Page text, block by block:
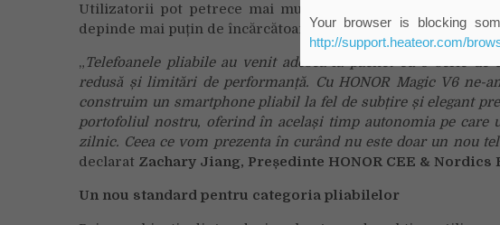
Utilizatorii pot petrece mai mult timp pe ecranul
depinde mai puțin de încărcătoare sau baterii externe, chiar
„Telefoanele pliabile au venit adesea la pachet cu o serie
redusă și limitări de performanță. Cu HONOR Magic V6
construim un smartphone pliabil la fel de subțire și elegant
portofoliul nostru, oferind în același timp autonomia pe
zilnic. Ceea ce vom prezenta în curând nu este doar un nou
declarat Zachary Jiang, Președinte HONOR CEE & Nordics
Un nou standard pentru categoria pliabilelor
Your browser is blocking
http://support.heateor.com/